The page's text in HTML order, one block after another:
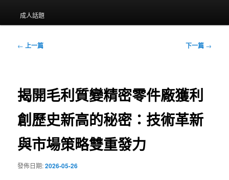
單
成人話題
文
← 上一篇 下一篇 →
揭開毛利質變精密零件廠獲利
創歷史新高的秘密：技術革新
與市場策略雙重發力
發佈日期:2026-05-26